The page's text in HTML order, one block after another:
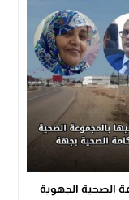
الصحية الجهوية